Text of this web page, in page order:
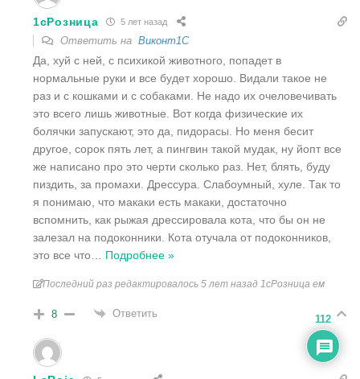
1cРозница 5 лет назад
Ответить на Виконт1C
Да, хуй с ней, с психикой животного, попадет в
нормальные руки и все будет хорошо. Видали такое не
раз и с кошками и с собаками. Не надо их очеловечивать
это всего лишь животные. Вот когда физические их
болячки запускают, это да, пидорасы. Но меня бесит
другое, сорок пять лет, а пингвин такой мудак, ну йопт все
же написано про это черти сколько раз. Нет, блять, буду
пиздить, за промахи. Дрессура. Слабоумный, хуле. Так то
я понимаю, что макаки есть макаки, достаточно
вспомнить, как рыжая дрессировала кота, что бы он не
залезал на подоконники. Кота отучала от подоконников,
это все что
Подробнее »
Последний раз редактировалось 5 лет назад 1cРозница ем
8 Ответить 112